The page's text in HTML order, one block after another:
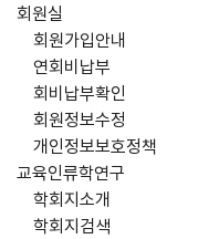
회원실
회원가입안내
연회비납부
회비납부확인
회원정보수정
개인정보보호정책
교육인류학연구
학회지소개
학회지검색